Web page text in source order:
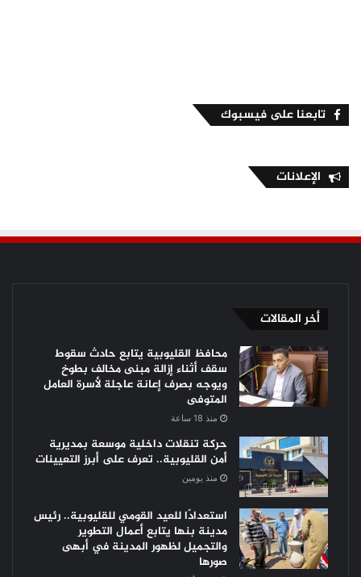
تابعنا على فيسبوك
الإعلانات
أخر المقالات
محافظ القليوبية يتابع حادث سقوط
سقف أثناء إزالة مبنى مخالف بطوخ
ويوجه بصرف إعانة عاجلة لأسرة العامل
المتوفى
منذ 18 ساعة
حركة تنقلات داخلية موسعة بمديرية
أمن القليوبية.. تعرف على أبرز التعيينات
منذ يومين
استعدادًا للعيد القومي للقليوبية.. رئيس
مدينة بنها يتابع أعمال التطوير
والتجميل لظهور المدينة في أبهى
صورها